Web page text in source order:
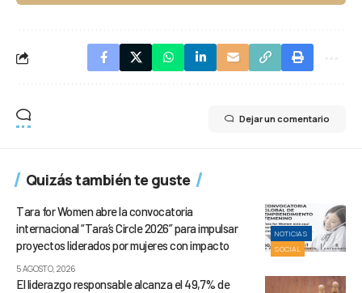
Dejar un comentario
Quizás también te guste
NOTICIAS
SOCIAL
Tara for Women abre la convocatoria
internacional “Tara’s Circle 2026” para impulsar
proyectos liderados por mujeres con impacto
5 AGOSTO, 2026
El liderazgo responsable alcanza el 49,7% de